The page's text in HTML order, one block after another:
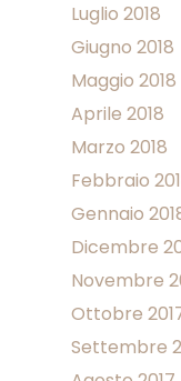
Luglio 2018
Giugno 2018
Maggio 2018
Aprile 2018
Marzo 2018
Febbraio
Gennaio
Dicembre
Novembre
Ottobre
Settembre